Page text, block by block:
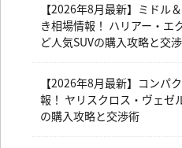
【2026年8月最新】ミドル
き相場情報！ ハリアー・エ
ど人気SUVの購入攻略と交
【2026年8月最新】コンパ
報！ ヤリスクロス・ヴェゼ
の購入攻略と交渉術